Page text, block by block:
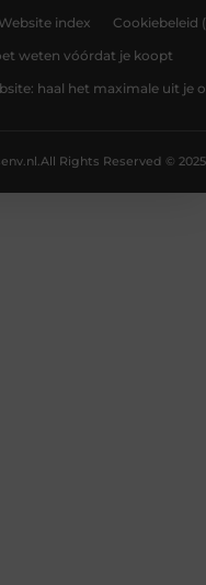
Website index Cookiebeleid
weten vóórdat je koopt
haal het maximale uit je
All Rights Reserved © 2025